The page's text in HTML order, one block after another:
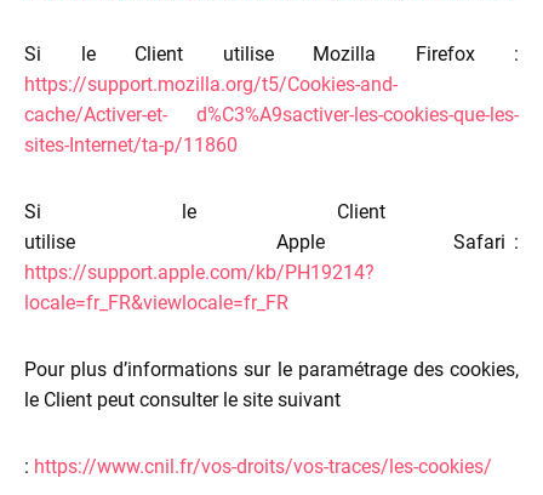
Si le Client utilise Mozilla Firefox :
https://support.mozilla.org/t5/Cookies-and-
cache/Activer-et-
d%C3%A9sactiver-les-cookies-que-les-
sites-Internet/ta-p/11860
Si le Client
utilise Apple Safari :
https://support.apple.com/kb/PH19214?
locale=fr_FR&viewlocale=fr_FR
Pour plus d’informations sur le paramétrage des cookies,
le Client peut consulter le site suivant
: https://www.cnil.fr/vos-droits/vos-traces/les-cookies/